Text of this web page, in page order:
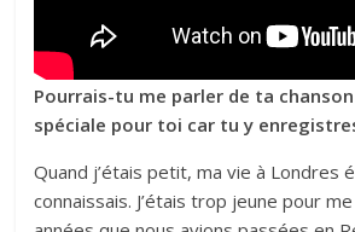
Pourrais-tu me parler de ta chanson
spéciale pour toi car tu y
Quand j’étais petit, ma vie à Londres
connaissais. J’étais trop jeune pour